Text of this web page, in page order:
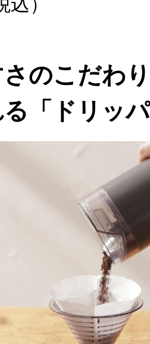
のこだわ
「ドリッ